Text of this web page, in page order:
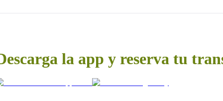
la app y reserva tu